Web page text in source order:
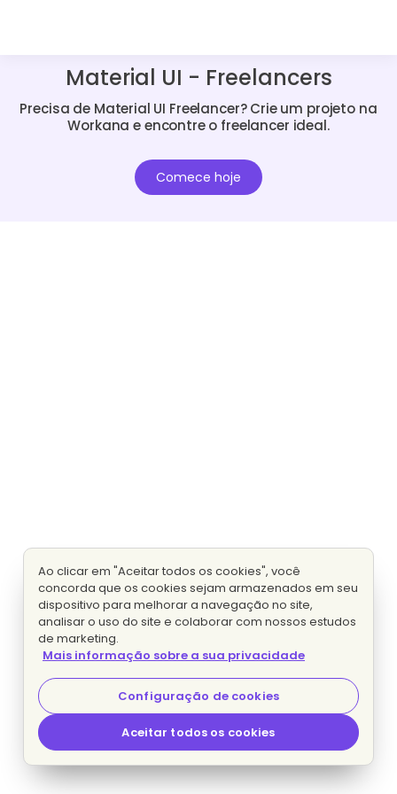
Material UI - Freelancers
Precisa de Material UI Freelancer? Crie um projeto na
Workana e encontre o freelancer ideal.
Comece hoje
Ao clicar em "Aceitar todos os cookies", você
concorda que os cookies sejam armazenados em seu
dispositivo para melhorar a navegação no site,
analisar o uso do site e colaborar com nossos estudos
de marketing.
Mais informação sobre a sua privacidade
Configuração de cookies
Aceitar todos os cookies